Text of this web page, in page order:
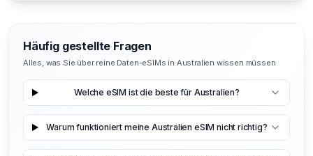
Häufig gestellte Fragen
Alles, was Sie über reine Daten-eSIMs in Australien wissen müssen
Welche eSIM ist die beste für Australien?
Warum funktioniert meine Australien eSIM nicht richtig?